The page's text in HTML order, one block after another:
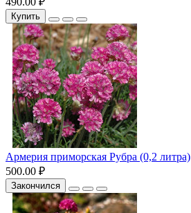
Купить
Армерия приморская Рубра (0,2 литра)
500.00 ₽
Закончился